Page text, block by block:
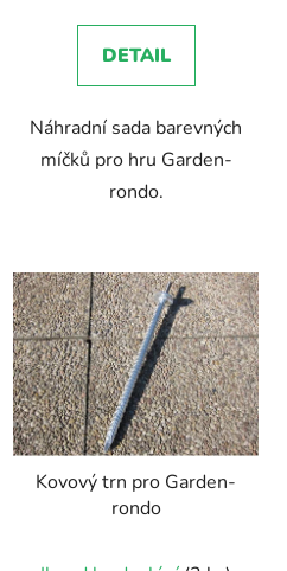
DETAIL
Náhradní sada barevných
míčků pro hru Garden-
rondo.
Kovový trn pro Garden-
rondo